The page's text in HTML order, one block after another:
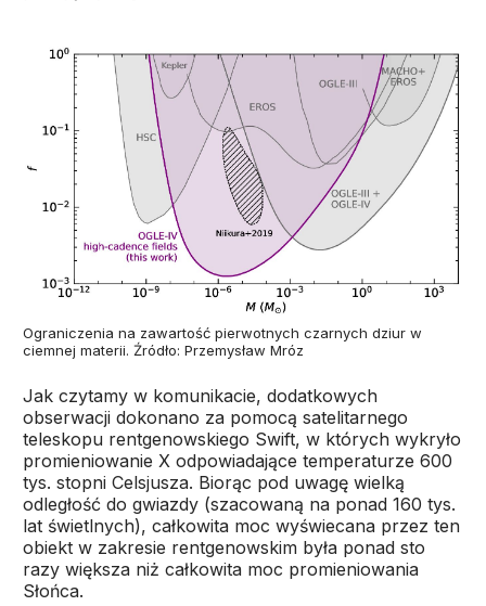
Ograniczenia na zawartość pierwotnych czarnych dziur w
ciemnej materii. Źródło: Przemysław Mróz
Jak czytamy w komunikacie, dodatkowych
obserwacji dokonano za pomocą satelitarnego
teleskopu rentgenowskiego Swift, w których wykryło
promieniowanie X odpowiadające temperaturze 600
tys. stopni Celsjusza. Biorąc pod uwagę wielką
odległość do gwiazdy (szacowaną na ponad 160 tys.
lat świetlnych), całkowita moc wyświecana przez ten
obiekt w zakresie rentgenowskim była ponad sto
razy większa niż całkowita moc promieniowania
Słońca.